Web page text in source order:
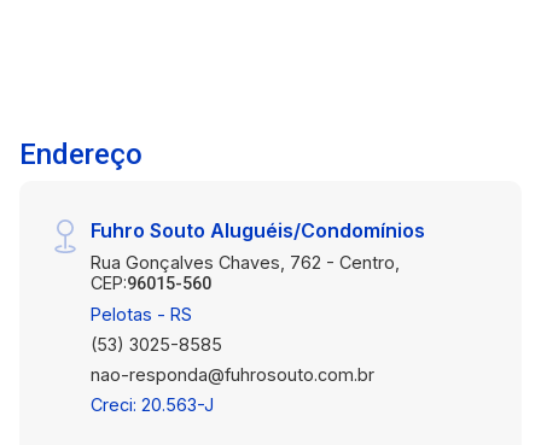
Endereço
Fuhro Souto Aluguéis/Condomínios
Rua Gonçalves Chaves, 762 - Centro,
CEP:96015-560
Pelotas - RS
(53) 3025-8585
nao-responda@fuhrosouto.com.br
Creci: 20.563-J